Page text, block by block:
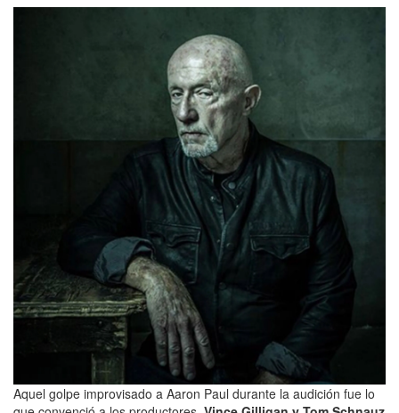
Aquel golpe improvisado a Aaron Paul durante la audición fue lo